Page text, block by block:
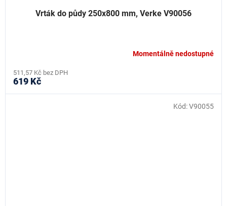
Vrták do půdy 250x800 mm, Verke V90056
Momentálně nedostupné
511,57 Kč bez DPH
619 Kč
Kód:V90055